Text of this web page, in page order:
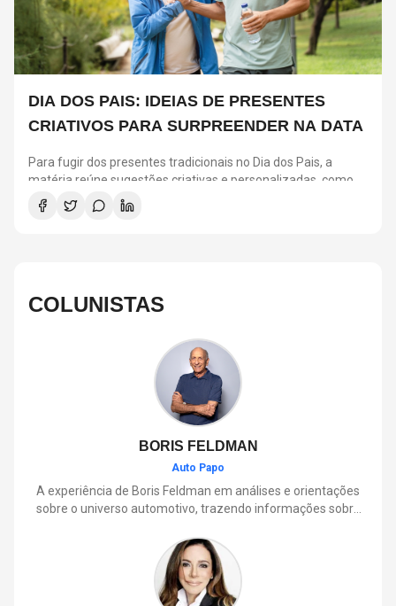
DIA DOS PAIS: IDEIAS DE PRESENTES
CRIATIVOS PARA SURPREENDER NA DATA
Para fugir dos presentes tradicionais no Dia dos Pais, a
matéria reúne sugestões criativas e personalizadas, como
vinis, cursos de gastronomia, assinaturas de café, ingressos
para shows, ensaios em família e experiências
COLUNISTAS
BORIS FELDMAN
Auto Papo
A experiência de Boris Feldman em análises e orientações
sobre o universo automotivo, trazendo informações sobre
que envolve o dia a dia dos motoristas.